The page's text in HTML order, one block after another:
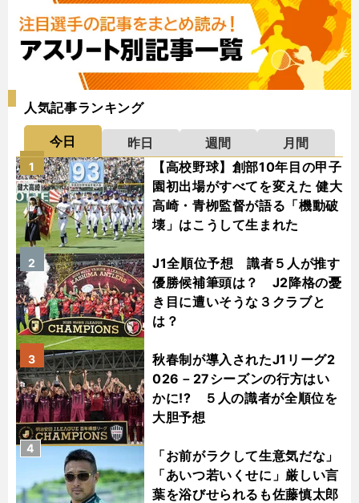
人気記事ランキング
今日 昨日 週間
月間
【高校野球】創部10年目の甲子
園初出場がすべてを変えた 健大
高崎・青栁監督が語る「機動破
壊」はこうして生まれた
1
J1全順位予想 識者５人が推す
優勝候補筆頭は？ J2降格の憂
き目に遭いそうな３クラブと
は？
2
秋春制が導入されたJ1リーグ2
026－27シーズンの行方はい
かに!? ５人の識者が全順位を
大胆予想
3
「お前がラクして生意気だな」
「あいつ若いくせに」厳しい言
葉を浴びせられるも佐藤慎太郎
4